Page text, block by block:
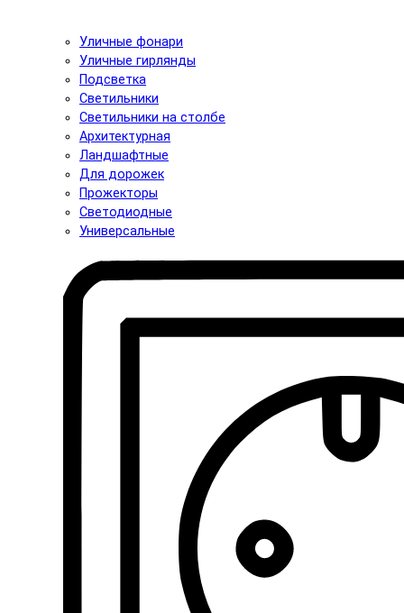
Уличные фонари
Уличные гирлянды
Подсветка
Светильники
Светильники на столбе
Архитектурная
Ландшафтные
Для дорожек
Прожекторы
Светодиодные
Универсальные